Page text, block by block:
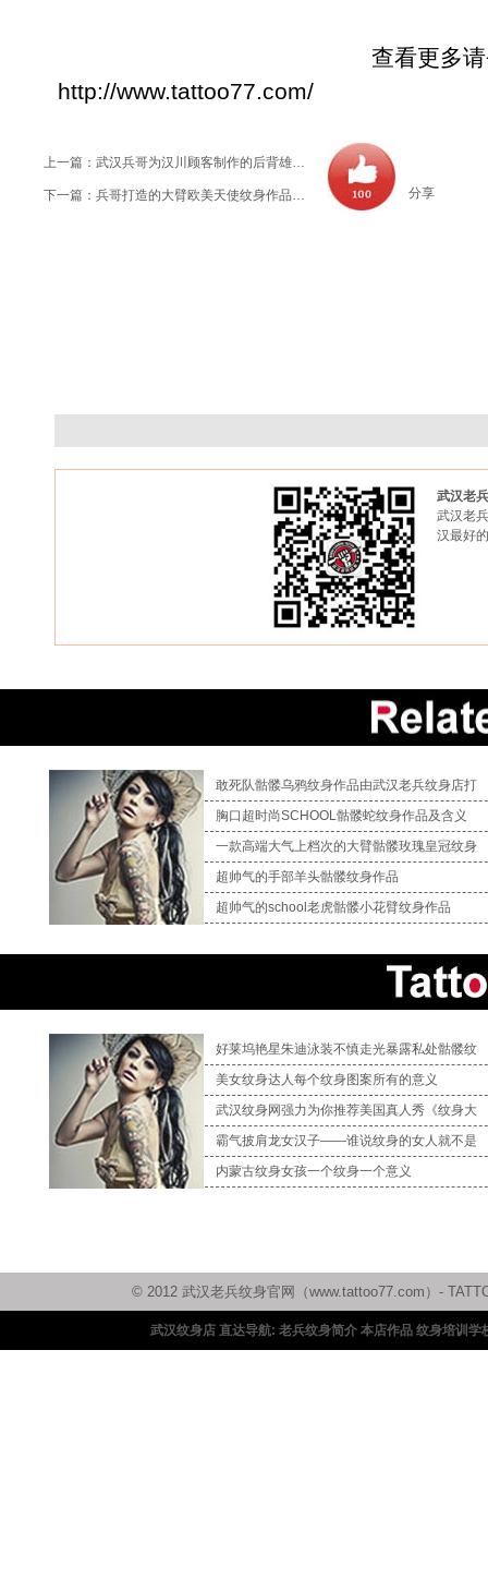
查看更多请登陆老
http://www.tattoo77.com/
上一篇： 武汉兵哥为汉川顾客制作的后背雄鹰展翅纹身作品及含义
下一篇： 兵哥打造的大臂欧美天使纹身作品及意义 分享
武汉老
武汉老
汉最好
敢死队骷髅乌鸦纹身作品由武汉老兵纹身店打
胸口超时尚SCHOOL骷髅蛇纹身作品及含义
一款高端大气上档次的大臂骷髅玫瑰皇冠纹身
超帅气的手部羊头骷髅纹身作品
超帅气的school老虎骷髅小花臂纹身作品
好莱坞艳星朱迪泳装不慎走光暴露私处骷髅纹
美女纹身达人每个纹身图案所有的意义
武汉纹身网强力为你推荐美国真人秀《纹身大
霸气披肩龙女汉子——谁说纹身的女人就不是
内蒙古纹身女孩一个纹身一个意义
© 2012 武汉老兵纹身官网（www.tattoo77.com）-
武汉纹身店 直达导航: 老兵纹身简介 本店作品 纹身培训学